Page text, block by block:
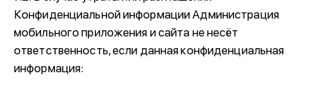
Конфиденциальной информации Администрация
мобильного приложения и сайта не несёт
ответственность, если данная конфиденциальная
информация: